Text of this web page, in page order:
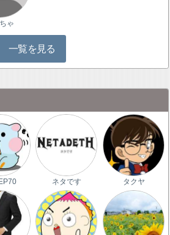
ゃ
一覧を見る
ネタです タクヤ